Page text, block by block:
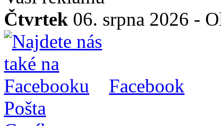
Čtvrtek 06. srpna 2026 -
Facebook
Pošta